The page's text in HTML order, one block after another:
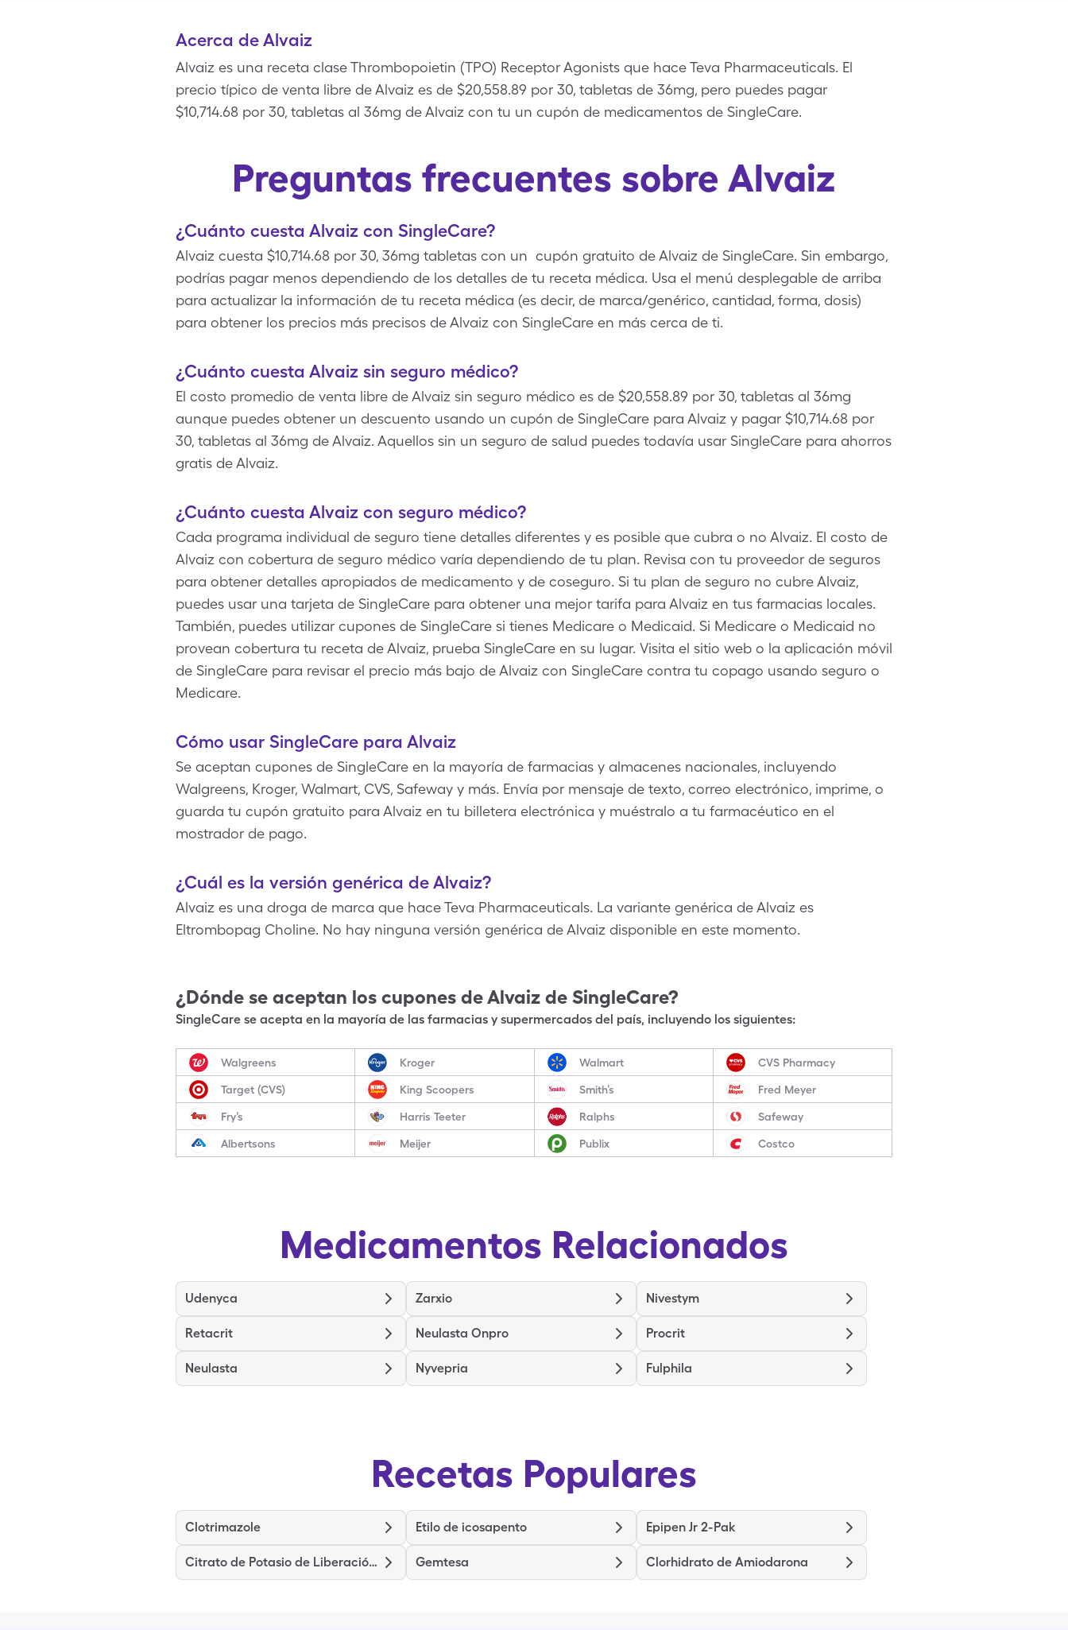
Acerca de Alvaiz
Alvaiz es una receta clase Thrombopoietin (TPO) Receptor Agonists que hace Teva Pharmaceuticals. El
precio típico de venta libre de Alvaiz es de $20,558.89 por 30, tabletas de 36mg, pero puedes pagar
$10,714.68 por 30, tabletas al 36mg de Alvaiz con tu un cupón de medicamentos de SingleCare.
Preguntas frecuentes sobre Alvaiz
¿Cuánto cuesta Alvaiz con SingleCare?
Alvaiz cuesta $10,714.68 por 30, 36mg tabletas con un cupón gratuito de Alvaiz de SingleCare. Sin embargo,
podrías pagar menos dependiendo de los detalles de tu receta médica. Usa el menú desplegable de arriba
para actualizar la información de tu receta médica (es decir, de marca/genérico, cantidad, forma, dosis)
para obtener los precios más precisos de Alvaiz con SingleCare en más cerca de ti.
¿Cuánto cuesta Alvaiz sin seguro médico?
El costo promedio de venta libre de Alvaiz sin seguro médico es de $20,558.89 por 30, tabletas al 36mg
aunque puedes obtener un descuento usando un cupón de SingleCare para Alvaiz y pagar $10,714.68 por
30, tabletas al 36mg de Alvaiz. Aquellos sin un seguro de salud puedes todavía usar SingleCare para ahorros
gratis de Alvaiz.
¿Cuánto cuesta Alvaiz con seguro médico?
Cada programa individual de seguro tiene detalles diferentes y es posible que cubra o no Alvaiz. El costo de
Alvaiz con cobertura de seguro médico varía dependiendo de tu plan. Revisa con tu proveedor de seguros
para obtener detalles apropiados de medicamento y de coseguro. Si tu plan de seguro no cubre Alvaiz,
puedes usar una tarjeta de SingleCare para obtener una mejor tarifa para Alvaiz en tus farmacias locales.
También, puedes utilizar cupones de SingleCare si tienes Medicare o Medicaid. Si Medicare o Medicaid no
provean cobertura tu receta de Alvaiz, prueba SingleCare en su lugar. Visita el sitio web o la aplicación móvil
de SingleCare para revisar el precio más bajo de Alvaiz con SingleCare contra tu copago usando seguro o
Medicare.
Cómo usar SingleCare para Alvaiz
Se aceptan cupones de SingleCare en la mayoría de farmacias y almacenes nacionales, incluyendo
Walgreens, Kroger, Walmart, CVS, Safeway y más. Envía por mensaje de texto, correo electrónico, imprime, o
guarda tu cupón gratuito para Alvaiz en tu billetera electrónica y muéstralo a tu farmacéutico en el
mostrador de pago.
¿Cuál es la versión genérica de Alvaiz?
Alvaiz es una droga de marca que hace Teva Pharmaceuticals. La variante genérica de Alvaiz es
Eltrombopag Choline. No hay ninguna versión genérica de Alvaiz disponible en este momento.
¿Dónde se aceptan los cupones deAlvaiz de SingleCare?
SingleCare se acepta en la mayoría de las farmacias y supermercados del país, incluyendo los siguientes:
Walgreens Kroger Walmart CVS Pharmacy
Target (CVS) King Scoopers Smith’s Fred Meyer
Fry’s Harris Teeter Ralphs Safeway
Albertsons Meijer Publix Costco
Medicamentos Relacionados
Udenyca Zarxio Nivestym
Retacrit Neulasta Onpro Procrit
Neulasta Nyvepria Fulphila
Recetas Populares
Clotrimazole Etilo de icosapento Epipen Jr 2-Pak
Citrato de Potasio de Liberación Prolongada Gemtesa Clorhidrato de Amiodarona